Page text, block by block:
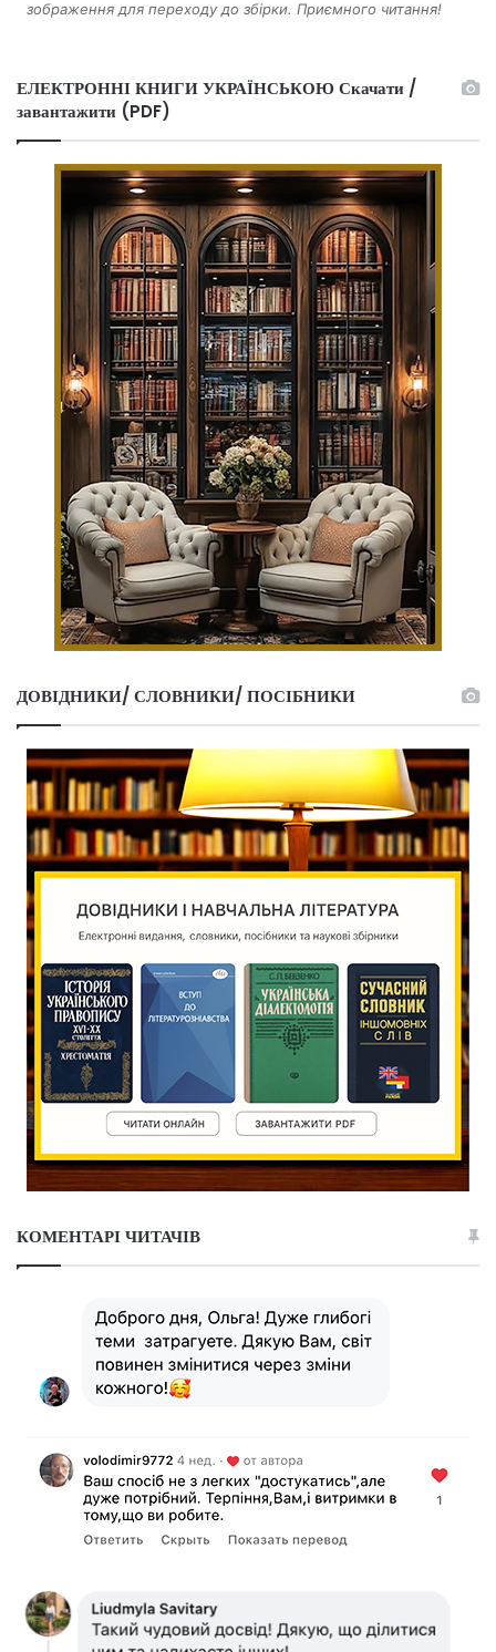
зображення для переходу до збірки. Приємного читання!
ЕЛЕКТРОННІ КНИГИ УКРАЇНСЬКОЮ Скачати /
завантажити (PDF)
ДОВІДНИКИ/ СЛОВНИКИ/ ПОСІБНИКИ
КОМЕНТАРІ ЧИТАЧІВ